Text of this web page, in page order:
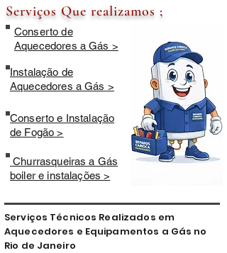
Serviços Que realizamos ;
Conserto de
Aquecedores a Gás >
Instalação de
Aquecedores a Gás >
Conserto e Instalação
de Fogão >
Churrasqueiras a Gás
boiler e instalações >
Serviços Técnicos Realizados em
Aquecedores e Equipamentos a Gás no
Rio de Janeiro